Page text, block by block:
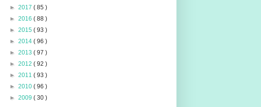
► 2017 ( 85 )
► 2016 ( 88 )
► 2015 ( 93 )
► 2014 ( 96 )
► 2013 ( 97 )
► 2012 ( 92 )
► 2011 ( 93 )
► 2010 ( 96 )
► 2009 ( 30 )